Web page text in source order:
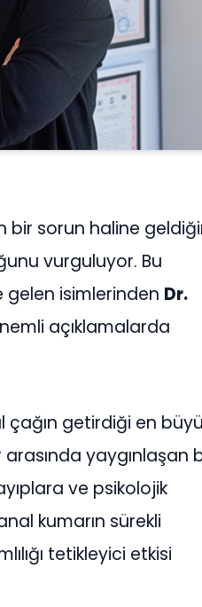
bir sorun haline
vurguluyor. Bu
gelen isimlerinden Dr.
açıklamalarda
çağın getirdiği en
yaygınlaşan
ve psikolojik
kumarın sürekli
tetikleyici etkisi